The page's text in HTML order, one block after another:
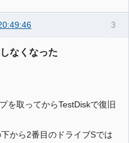
3
なくなった
を取ってからTestDiskで復旧
から2番目のドライブSでは